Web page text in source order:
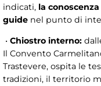
indicati, la conoscenza
guide nel punto di
• Chiostro interno:
Il Convento
Trastevere, ospita le
tradizioni, il territorio